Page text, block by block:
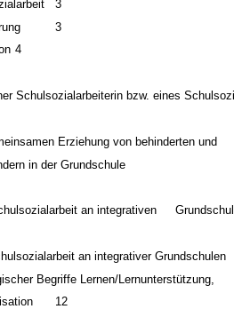
3
3
4
Schulsozialarbeiterin bzw. eines
Erziehung von behinderten und
in der Grundschule
an integrativen
an integrativer Grundschulen
Begriffe Lernen/Lernunterstützung,
12